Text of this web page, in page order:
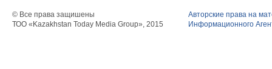
© Все права защишены
ТОО «Kazakhstan Today Media Group», 2015
Авторские права на
Информационного